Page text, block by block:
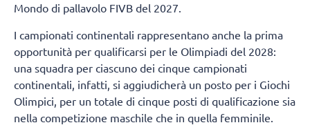
Mondo di pallavolo FIVB del 2027.
I campionati continentali rappresentano anche la prima
opportunità per qualificarsi per le Olimpiadi del 2028:
una squadra per ciascuno dei cinque campionati
continentali, infatti, si aggiudicherà un posto per i Giochi
Olimpici, per un totale di cinque posti di qualificazione sia
nella competizione maschile che in quella femminile.